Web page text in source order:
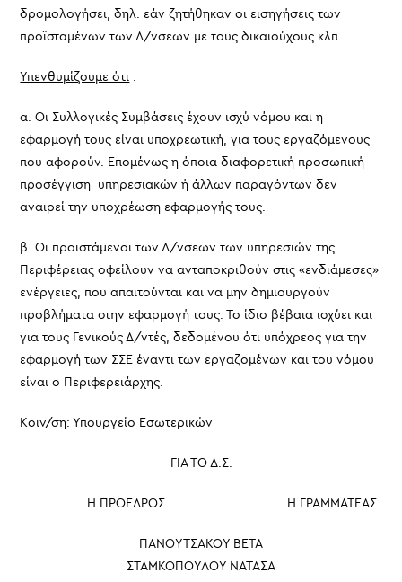
δρομολογήσει, δηλ. εάν ζητήθηκαν οι εισηγήσεις των
προϊσταμένων των Δ/νσεων με τους δικαιούχους κλπ.
Υπενθυμίζουμε ότι :
α. Οι Συλλογικές Συμβάσεις έχουν ισχύ νόμου και η
εφαρμογή τους είναι υποχρεωτική, για τους εργαζόμενους
που αφορούν. Επομένως η όποια διαφορετική προσωπική
προσέγγιση υπηρεσιακών ή άλλων παραγόντων δεν
αναιρεί την υποχρέωση εφαρμογής τους.
β. Οι προϊστάμενοι των Δ/νσεων των υπηρεσιών της
Περιφέρειας οφείλουν να ανταποκριθούν στις «ενδιάμεσες»
ενέργειες, που απαιτούνται και να μην δημιουργούν
προβλήματα στην εφαρμογή τους. Το ίδιο βέβαια ισχύει και
για τους Γενικούς Δ/ντές, δεδομένου ότι υπόχρεος για την
εφαρμογή των ΣΣΕ έναντι των εργαζομένων και του νόμου
είναι ο Περιφερειάρχης.
Κοιν/ση: Υπουργείο Εσωτερικών
ΓΙΑ ΤΟ Δ.Σ.
Η ΠΡΟΕΔΡΟΣ Η ΓΡΑΜΜΑΤΕΑΣ
ΠΑΝΟΥΤΣΑΚΟΥ ΒΕΤΑ
ΣΤΑΜΚΟΠΟΥΛΟΥ ΝΑΤΑΣΑ